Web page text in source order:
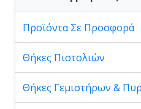
Προϊόντα Σε Προσφορά
Θήκες Πιστολιών
Θήκες Γεμιστήρων &